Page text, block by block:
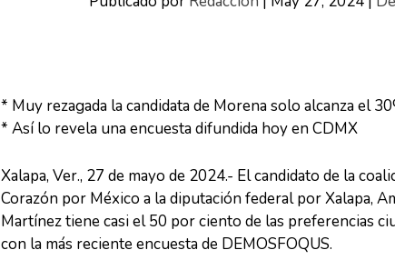
* Muy rezagada la candidata de Morena solo alcanza el
* Así lo revela una encuesta difundida hoy en CDMX
Xalapa, Ver., 27 de mayo de 2024.- El candidato de la
Corazón por México a la diputación federal por Xalapa,
Martínez tiene casi el 50 por ciento de las preferencias
con la más reciente encuesta de DEMOSFOQUS.